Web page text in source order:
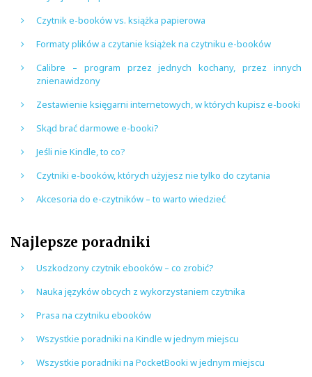
Czytnik e-booków vs. książka papierowa
Formaty plików a czytanie książek na czytniku e-booków
Calibre – program przez jednych kochany, przez innych
znienawidzony
Zestawienie księgarni internetowych, w których kupisz e-booki
Skąd brać darmowe e-booki?
Jeśli nie Kindle, to co?
Czytniki e-booków, których użyjesz nie tylko do czytania
Akcesoria do e-czytników – to warto wiedzieć
Najlepsze poradniki
Uszkodzony czytnik ebooków – co zrobić?
Nauka języków obcych z wykorzystaniem czytnika
Prasa na czytniku ebooków
Wszystkie poradniki na Kindle w jednym miejscu
Wszystkie poradniki na PocketBooki w jednym miejscu